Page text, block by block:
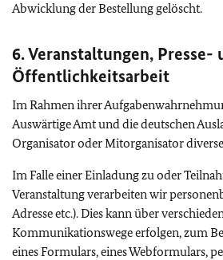
Abwicklung der Bestellung gelöscht.
6. Veranstaltungen, Presse-
Öffentlichkeitsarbeit
Im Rahmen ihrer
Auswärtige Amt und die deutschen
Organisator oder Mitorganisator
Im Falle einer Einladung zu oder
Veranstaltung verarbeiten wir
Adresse etc.). Dies kann über
Kommunikationswege erfolgen, zum
eines Formulars, eines Webformulars,